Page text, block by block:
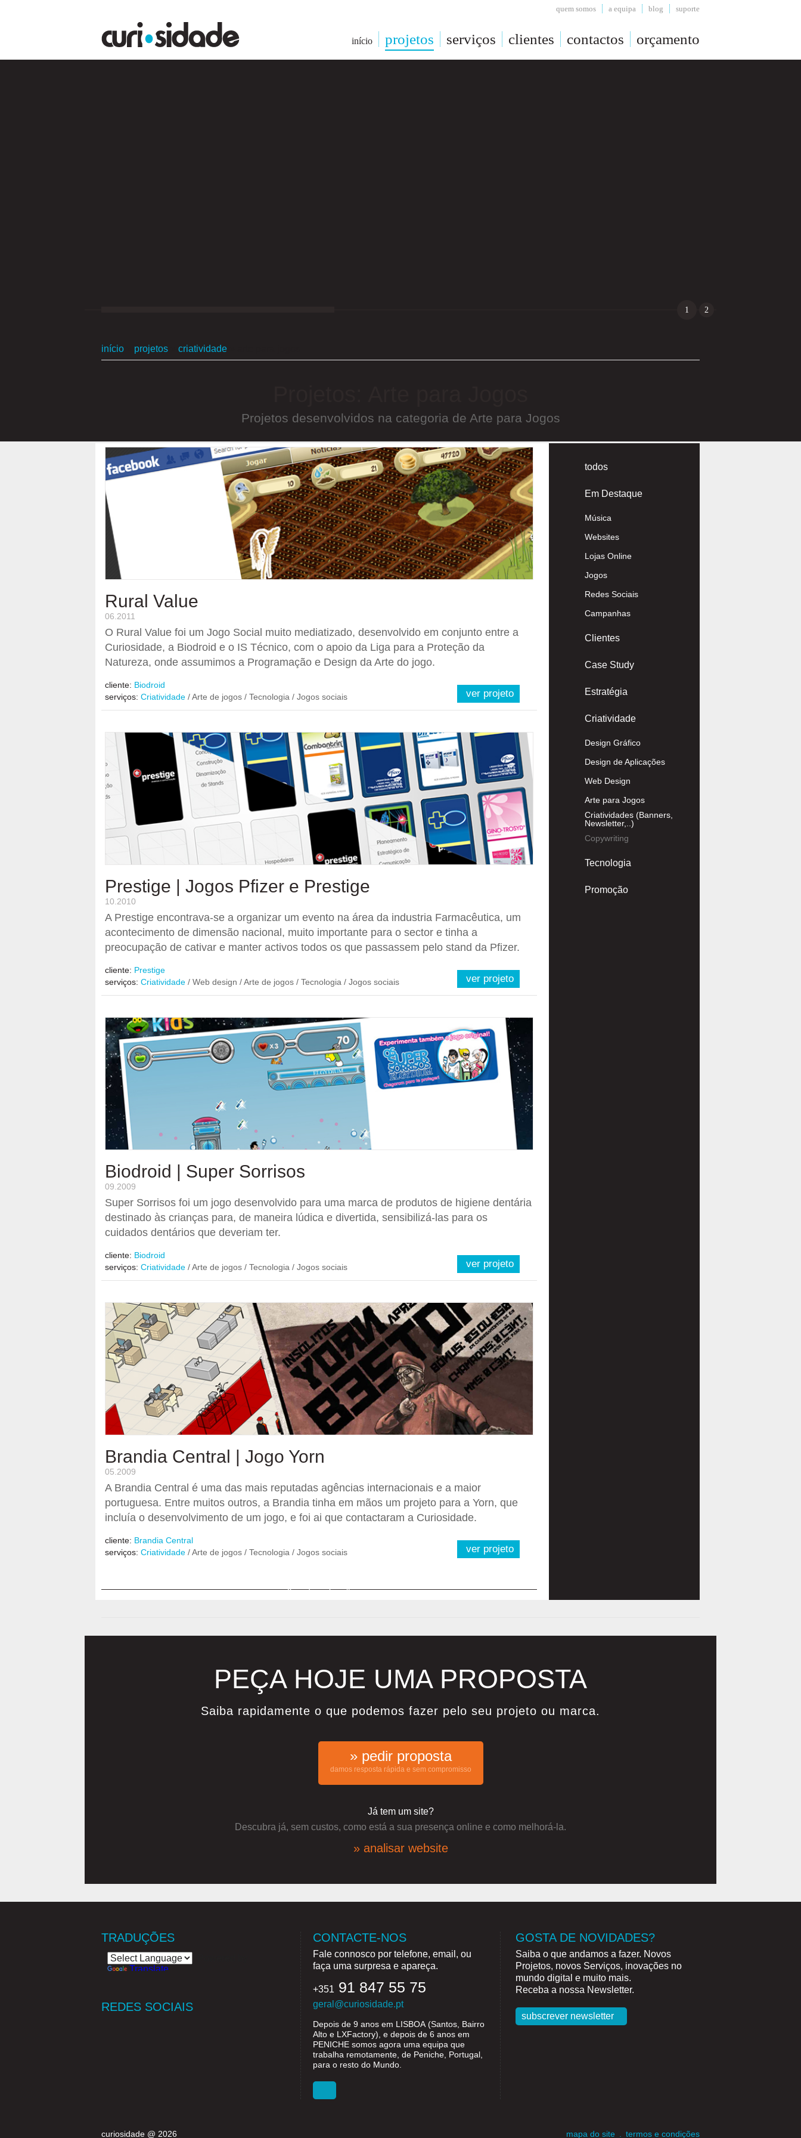
quem somos a equipa blog suporte
início projetos serviços clientes contactos orçamento
1 2
início projetos criatividade
Projetos desenvolvidos na categoria de Arte para Jogos
Rural Value
06.2011
O Rural Value foi um Jogo Social muito mediatizado, desenvolvido em conjunto entre a
Curiosidade, a Biodroid e o IS Técnico, com o apoio da Liga para a Proteção da
Natureza, onde assumimos a Programação e Design da Arte do jogo.
cliente: Biodroid
serviços: Criatividade / Arte de jogos / Tecnologia / Jogos sociais ver projeto
Prestige | Jogos Pfizer e Prestige
10.2010
A Prestige encontrava-se a organizar um evento na área da industria Farmacêutica, um
acontecimento de dimensão nacional, muito importante para o sector e tinha a
preocupação de cativar e manter activos todos os que passassem pelo stand da Pfizer.
cliente: Prestige
serviços: Criatividade / Web design / Arte de jogos / Tecnologia / Jogos sociais ver projeto
Biodroid | Super Sorrisos
09.2009
Super Sorrisos foi um jogo desenvolvido para uma marca de produtos de higiene dentária
destinado às crianças para, de maneira lúdica e divertida, sensibilizá-las para os
cuidados dentários que deveriam ter.
cliente: Biodroid
serviços: Criatividade / Arte de jogos / Tecnologia / Jogos sociais ver projeto
Brandia Central | Jogo Yorn
05.2009
A Brandia Central é uma das mais reputadas agências internacionais e a maior
portuguesa. Entre muitos outros, a Brandia tinha em mãos um projeto para a Yorn, que
incluía o desenvolvimento de um jogo, e foi ai que contactaram a Curiosidade.
cliente: Brandia Central
serviços: Criatividade / Arte de jogos / Tecnologia / Jogos sociais ver projeto
« 1 2 »
todos
Em Destaque
Música
Websites
Lojas Online
Jogos
Redes Sociais
Campanhas
Clientes
Case Study
Estratégia
Criatividade
Design Gráfico
Design de Aplicações
Web Design
Arte para Jogos
Criatividades (Banners,
Newsletter,..)
Copywriting
Tecnologia
Promoção
PEÇA HOJE UMA PROPOSTA
Saiba rapidamente o que podemos fazer pelo seu projeto ou marca.
» pedir proposta
damos resposta rápida e sem compromisso
Já tem um site?
Descubra já, sem custos, como está a sua presença online e como melhorá-la.
» analisar website
TRADUÇÕES
Translate
REDES SOCIAIS
CONTACTE-NOS
Fale connosco por telefone, email, ou
faça uma surpresa e apareça.
+351 91 847 55 75
geral@curiosidade.pt
Depois de 9 anos em LISBOA (Santos, Bairro
Alto e LXFactory), e depois de 6 anos em
PENICHE somos agora uma equipa que
trabalha remotamente, de Peniche, Portugal,
para o resto do Mundo.
GOSTA DE NOVIDADES?
Saiba o que andamos a fazer. Novos
Projetos, novos Serviços, inovações no
mundo digital e muito mais.
Receba a nossa Newsletter.
subscrever newsletter
curiosidade @ 2026 mapa do site termos e condições